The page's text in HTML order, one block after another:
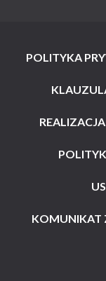
POLITYKA
KOMUNIKAT